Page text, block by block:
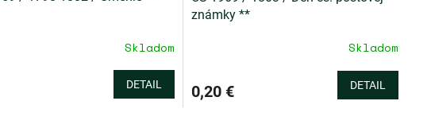
Skladom
DETAIL
známky **
Skladom
0,20 € DETAIL